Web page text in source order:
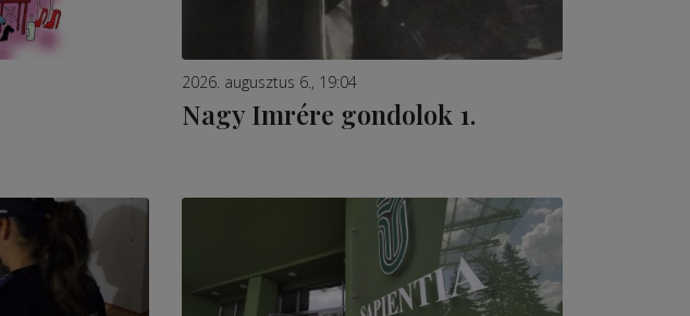
2026. augusztus 6., 19:04
Nagy Imrére gondolok 1.